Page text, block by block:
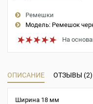
Ремешки
Модель: Ремешок
На
ОПИСАНИЕ ОТЗЫВЫ (2)
Ширина 18 мм